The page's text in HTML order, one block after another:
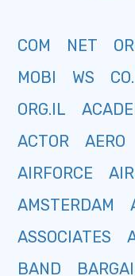
COM NET
MOBI
WS
ORG.IL
ACTOR
AERO
AIRFORCE
AMSTERDAM
ASSOCIATES
BAND